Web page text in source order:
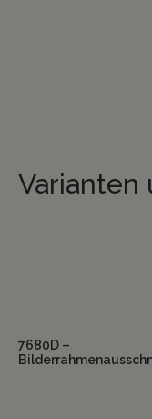
Varianten
7680D –